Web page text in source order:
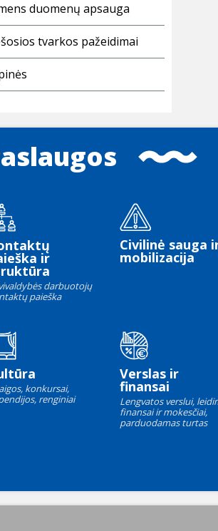
duomenų apsauga
tvarkos pažeidimai
ir
darbuotojų
paieška
Civilinė sauga
mobilizacija
konkursai,
renginiai
Verslas ir
finansai
Lengvatos verslui,
finansai ir mokesčiai,
parduodamas turtas